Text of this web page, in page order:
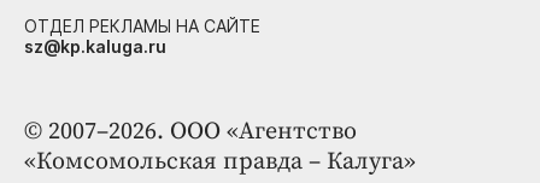
© 2007–2026. ООО «Агентство
«Комсомольская правда – Калуга»
ОТДЕЛ РЕКЛАМЫ НА САЙТЕ
sz@kp.kaluga.ru